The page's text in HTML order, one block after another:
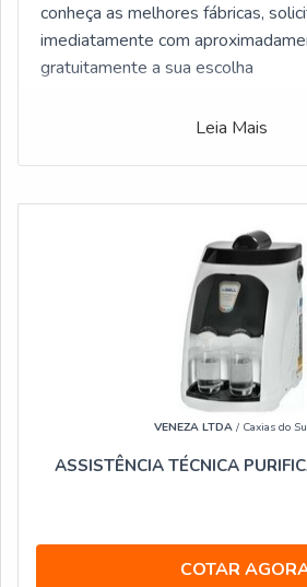
conheça as melhores fábricas,
imediatamente com
gratuitamente a sua escolha
Leia Mais
VENEZA LTDA/ Caxias do
ASSISTÊNCIA TÉCNICA
COTAR